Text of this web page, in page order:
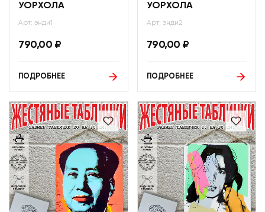
УОРХОЛА
Арт: энди1
790,00 ₽
ПОДРОБНЕЕ
УОРХОЛА
Арт: энди2
790,00 ₽
ПОДРОБНЕЕ